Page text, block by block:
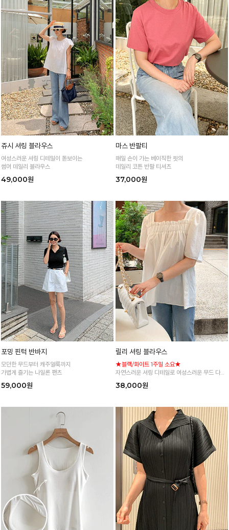
쥬시 셔링 블라우스
여성스러운 셔링 디테일이 돋보이는
썸머 데일리 블라우스
49,000원
마스 반팔티
매일 손이 가는 베이직한 핏의
데일리 코튼 반팔 티셔츠
37,000원
포밍 핀턱 반바지
모던한 무드부터 캐주얼룩까지
가볍게 즐기는 나일론 팬츠
59,000원
릴리 셔링 블라우스
★블랙/화이트 1주일 소요★
자연스러운 셔링 디테일로 여성스러운 무드 다양
한 컬러로 즐기는 데일리 블라우스
38,000원